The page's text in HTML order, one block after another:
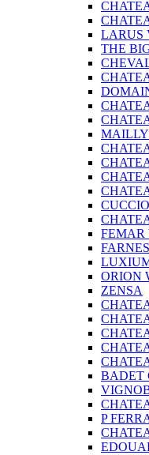
LARUS
THE
FEMAR
ORION
ZENSA
BADET
P